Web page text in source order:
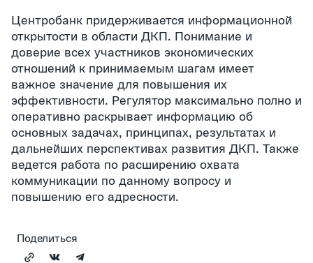
Центробанк придерживается информационной
открытости в области ДКП. Понимание и
доверие всех участников экономических
отношений к принимаемым шагам имеет
важное значение для повышения их
эффективности. Регулятор максимально полно и
оперативно раскрывает информацию об
основных задачах, принципах, результатах и
дальнейших перспективах развития ДКП. Также
ведется работа по расширению охвата
коммуникации по данному вопросу и
повышению его адресности.
Поделиться